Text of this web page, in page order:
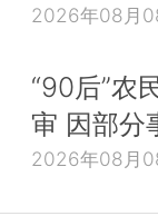
2026年08月
“90后”农
审 因部分
2026年08月